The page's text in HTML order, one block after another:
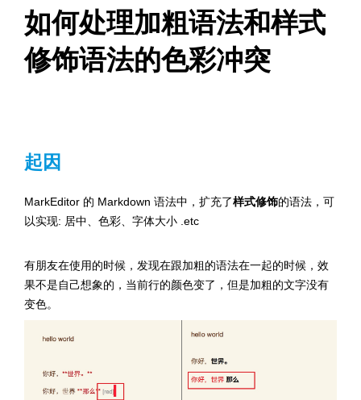
如何处理加粗语法和样式
修饰语法的色彩冲突
起因
MarkEditor 的 Markdown 语法中，扩充了样式修饰的语法，可
以实现: 居中、色彩、字体大小 .etc
有朋友在使用的时候，发现在跟加粗的语法在一起的时候，效
果不是自己想象的，当前行的颜色变了，但是加粗的文字没有
变色。